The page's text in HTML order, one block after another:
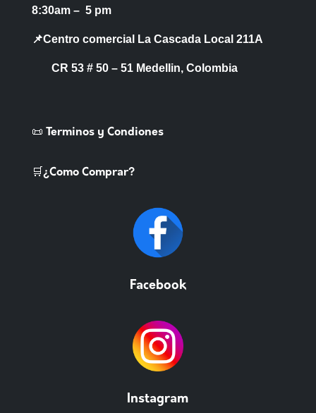
8:30am – 5 pm
📌Centro comercial La Cascada Local 211A
CR 53 # 50 – 51 Medellin, Colombia
📜 Terminos y Condiones
🛒¿Como Comprar?
Facebook
Instagram